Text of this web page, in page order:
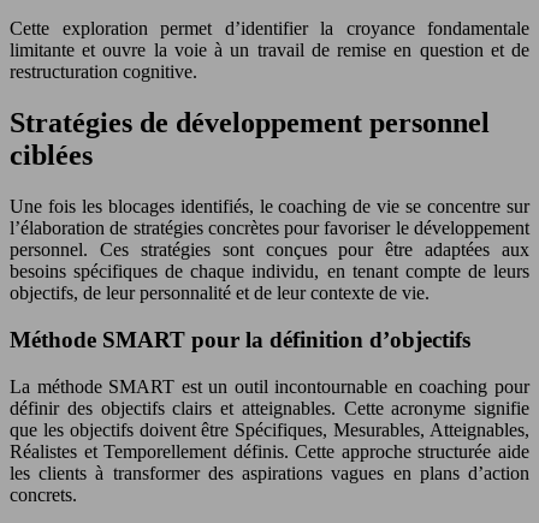
Cette exploration permet d’identifier la croyance fondamentale
limitante et ouvre la voie à un travail de remise en question et de
restructuration cognitive.
Stratégies de développement personnel
ciblées
Une fois les blocages identifiés, le coaching de vie se concentre sur
l’élaboration de stratégies concrètes pour favoriser le développement
personnel. Ces stratégies sont conçues pour être adaptées aux
besoins spécifiques de chaque individu, en tenant compte de leurs
objectifs, de leur personnalité et de leur contexte de vie.
Méthode SMART pour la définition d’objectifs
La méthode SMART est un outil incontournable en coaching pour
définir des objectifs clairs et atteignables. Cette acronyme signifie
que les objectifs doivent être Spécifiques, Mesurables, Atteignables,
Réalistes et Temporellement définis. Cette approche structurée aide
les clients à transformer des aspirations vagues en plans d’action
concrets.